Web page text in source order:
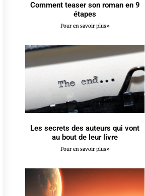
Comment teaser son roman en 9
étapes
Pour en savoir plus»
Les secrets des auteurs qui vont
au bout de leur livre
Pour en savoir plus»